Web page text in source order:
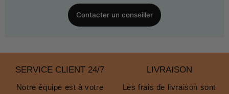
Contacter un conseiller
SERVICE CLIENT 24/7
Notre équipe est à votre
LIVRAISON
Les frais de livraison sont